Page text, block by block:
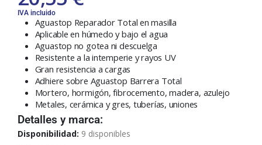
IVA incluido
Aguastop Reparador Total en masilla
Aplicable en húmedo y bajo el agua
Aguastop no gotea ni descuelga
Resistente a la intemperie y rayos UV
Gran resistencia a cargas
Adhiere sobre Aguastop Barrera Total
Mortero, hormigón, fibrocemento, madera, azulejo
Metales, cerámica y gres, tuberías, uniones
Detalles y marca:
Disponibilidad: 9 disponibles